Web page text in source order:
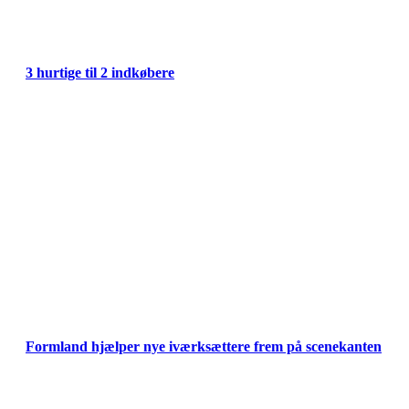
3 hurtige til 2 indkøbere
Formland hjælper nye iværksættere frem på scenekanten